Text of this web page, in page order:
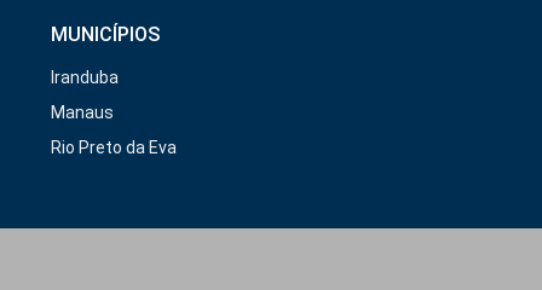
MUNICÍPIOS
Iranduba
Manaus
Rio Preto da Eva